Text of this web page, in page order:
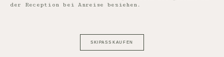
der Reception bei Anreise beziehen.
SKIPASS KAUFEN